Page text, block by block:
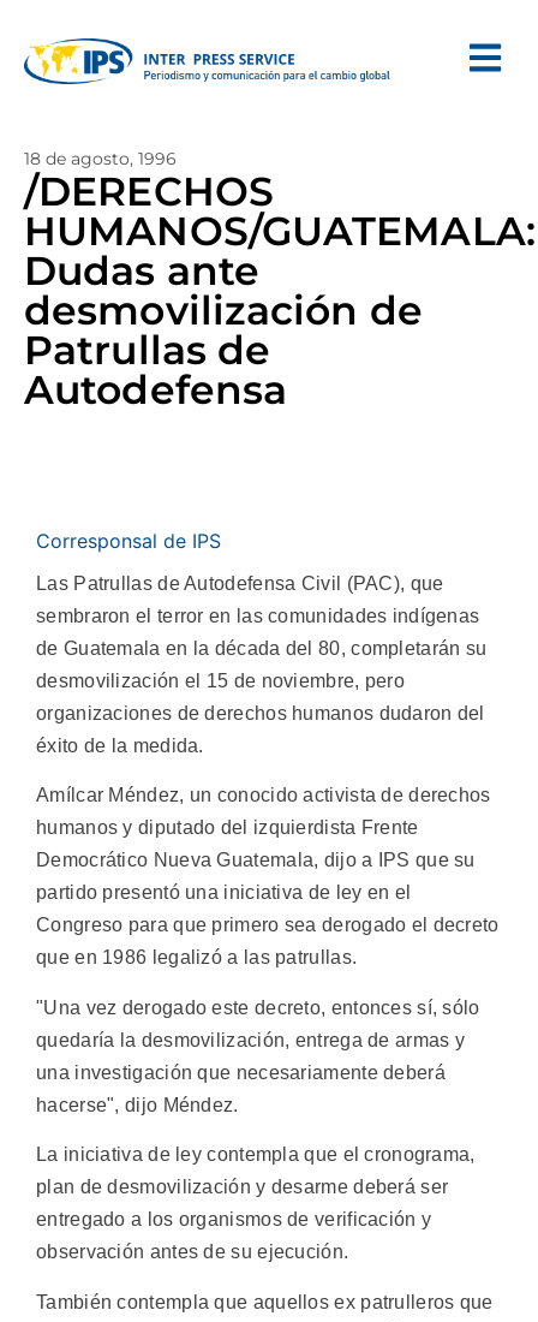
18 de agosto, 1996
/DERECHOS
HUMANOS/GUATEMALA:
Dudas ante
desmovilización de
Patrullas de
Autodefensa
Corresponsal de IPS
Las Patrullas de Autodefensa Civil (PAC), que
sembraron el terror en las comunidades indígenas
de Guatemala en la década del 80, completarán su
desmovilización el 15 de noviembre, pero
organizaciones de derechos humanos dudaron del
éxito de la medida.
Amílcar Méndez, un conocido activista de derechos
humanos y diputado del izquierdista Frente
Democrático Nueva Guatemala, dijo a IPS que su
partido presentó una iniciativa de ley en el
Congreso para que primero sea derogado el decreto
que en 1986 legalizó a las patrullas.
"Una vez derogado este decreto, entonces sí, sólo
quedaría la desmovilización, entrega de armas y
una investigación que necesariamente deberá
hacerse", dijo Méndez.
La iniciativa de ley contempla que el cronograma,
plan de desmovilización y desarme deberá ser
entregado a los organismos de verificación y
observación antes de su ejecución.
También contempla que aquellos ex patrulleros que